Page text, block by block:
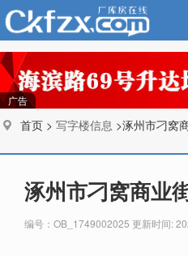
广告
首页 > 写字楼信息 >涿州市刁窝
涿州市刁窝商业
编号：OB_1749002025 更新时间: